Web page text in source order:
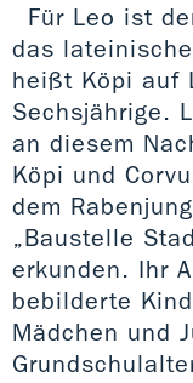
Für Leo ist
das
heißt Köpi auf
Sechsjährige.
an diesem
Köpi und
dem
„Baustelle
erkunden. Ihr
bebilderte
Mädchen und